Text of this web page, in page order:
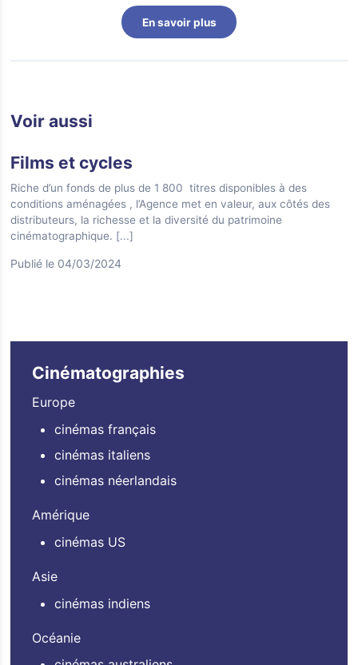
En savoir plus
Voir aussi
Films et cycles
Riche d’un fonds de plus de 1 800 titres disponibles à des
conditions aménagées , l’Agence met en valeur, aux côtés des
distributeurs, la richesse et la diversité du patrimoine
cinématographique. [...]
Publié le 04/03/2024
Cinématographies
Europe
cinémas français
cinémas italiens
cinémas néerlandais
Amérique
cinémas US
Asie
cinémas indiens
Océanie